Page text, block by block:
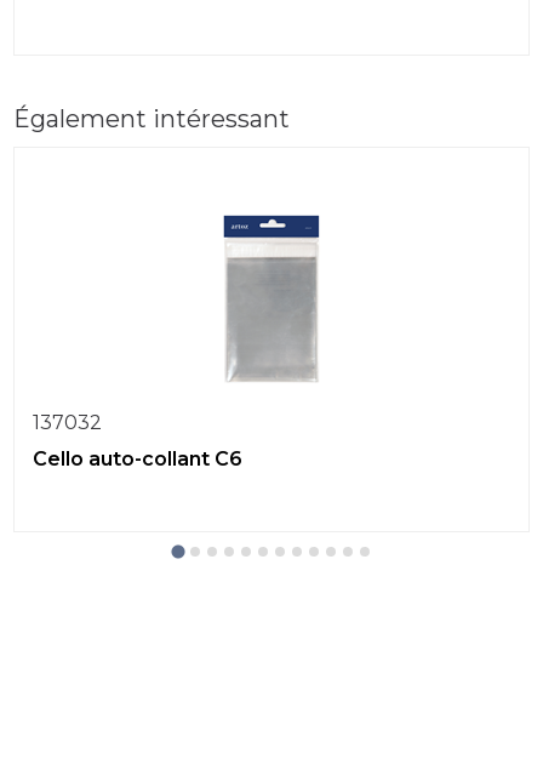
Également intéressant
137032
Cello auto-collant C6